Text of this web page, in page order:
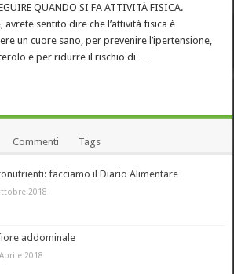
QUANDO SI FA ATTIVITÀ FISICA.
avrete sentito dire che l’attività fisica è
un cuore sano, per prevenire l’ipertensione,
e per ridurre il rischio di …
Commenti Tags
facciamo il Diario Alimentare
2018
addominale
2018